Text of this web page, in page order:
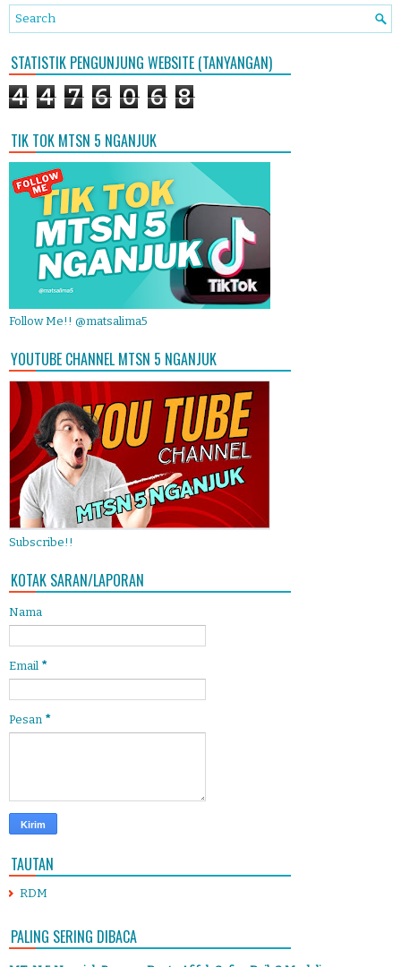
STATISTIK PENGUNJUNG WEBSITE (TANYANGAN)
4 4 7 6 0 6 8
TIK TOK MTSN 5 NGANJUK
Follow Me!! @matsalima5
YOUTUBE CHANNEL MTSN 5 NGANJUK
Subscribe!!
KOTAK SARAN/LAPORAN
Nama
Email *
Pesan *
TAUTAN
RDM
PALING SERING DIBACA